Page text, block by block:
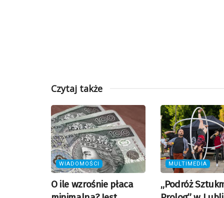
Czytaj także
WIADOMOŚCI
O ile wzrośnie płaca
MULTIMEDIA
„Podróż